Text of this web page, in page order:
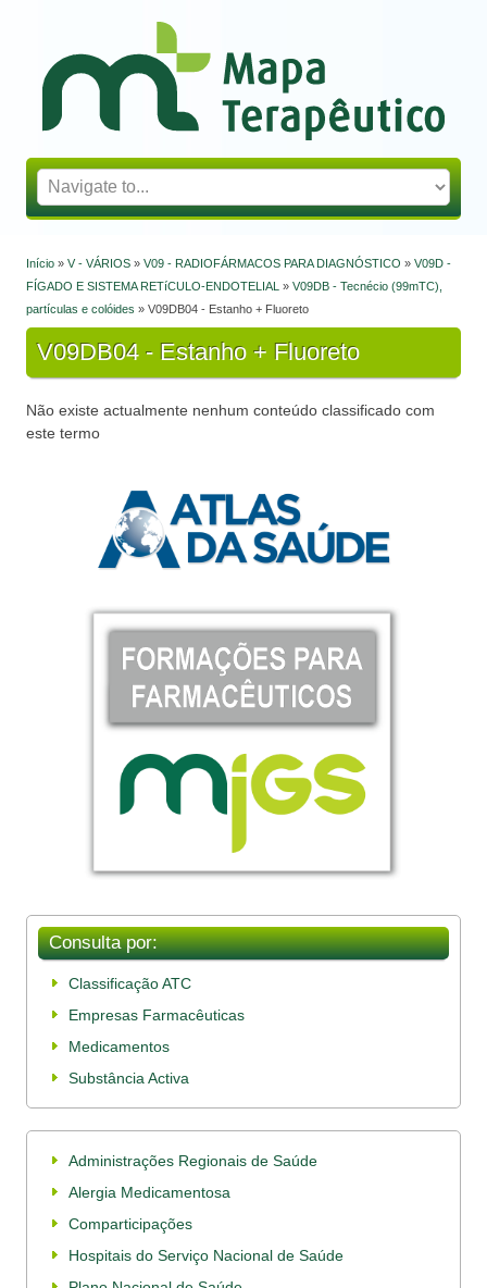
Mapa Terapêutico
Está aqui
Início » V - VÁRIOS » V09 - RADIOFÁRMACOS PARA DIAGNÓSTICO » V09D -
FÍGADO E SISTEMA RETíCULO-ENDOTELIAL » V09DB - Tecnécio (99mTC),
partículas e colóides » V09DB04 - Estanho + Fluoreto
V09DB04 - Estanho + Fluoreto
Não existe actualmente nenhum conteúdo classificado com
este termo
Consulta por:
Classificação ATC
Empresas Farmacêuticas
Medicamentos
Substância Activa
Administrações Regionais de Saúde
Alergia Medicamentosa
Comparticipações
Hospitais do Serviço Nacional de Saúde